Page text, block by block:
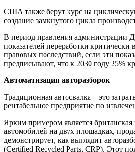
США также берут курс на
создание замкнутого цикла
В период правления администрации
показателей переработки
правовых последствий, если эти
предписывают, что к 2030 году 25%
Автоматизация авторазборок
Традиционная автосвалка – это
рентабельное предприятие по
Ярким примером является
автомобилей на двух площадках,
демонстрирует, как выглядит
(Certified Recycled Parts, CRP). Этот